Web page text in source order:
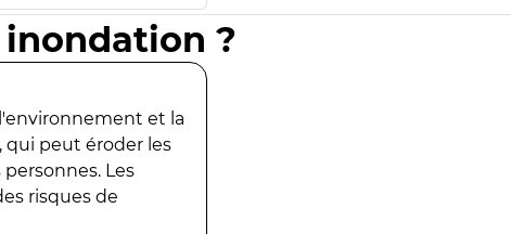
?
et la
qui peut éroder les
Les
risques de